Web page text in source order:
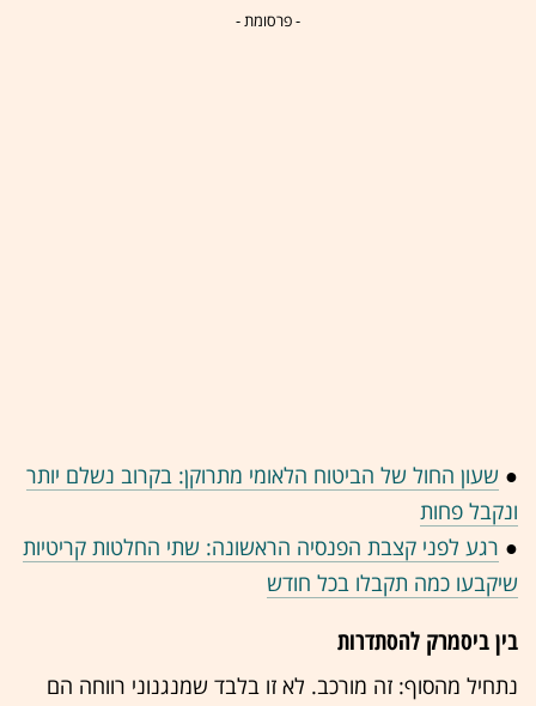
- פרסומת -
● שעון החול של הביטוח הלאומי מתרוקן: בקרוב נשלם יותר
ונקבל פחות
● רגע לפני קצבת הפנסיה הראשונה: שתי החלטות קריטיות
שיקבעו כמה תקבלו בכל חודש
בין ביסמרק להסתדרות
נתחיל מהסוף: זה מורכב. לא זו בלבד שמנגנוני רווחה הם